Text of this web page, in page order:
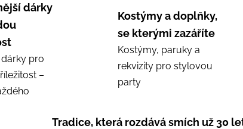
dárky
pro
–
Kostýmy a doplňky,
se kterými zazáříte
Kostýmy, paruky a
rekvizity pro stylovou
party
Tradice, která rozdává smích už 30